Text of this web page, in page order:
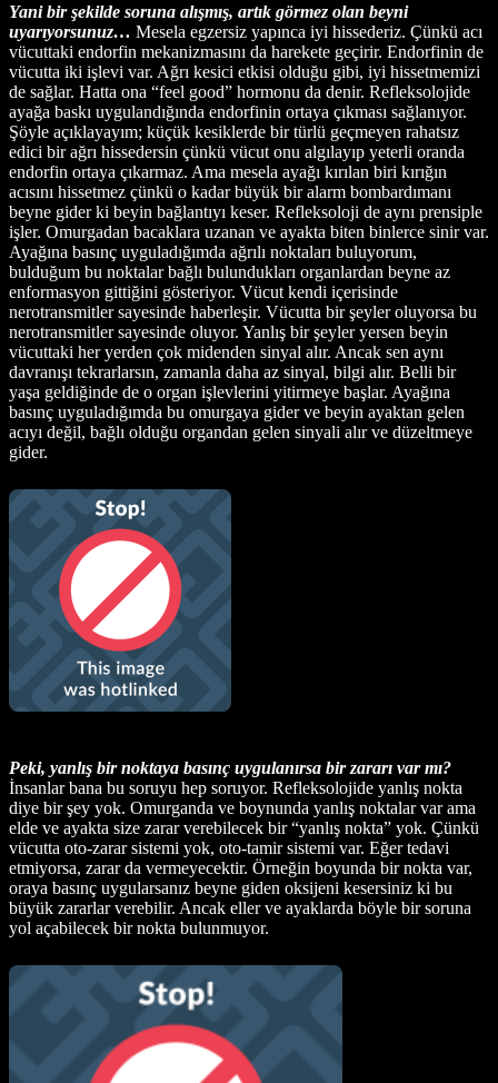
Yani bir şekilde soruna alışmış, artık görmez olan beyni
uyarıyorsunuz… Mesela egzersiz yapınca iyi hissederiz. Çünkü acı
vücuttaki endorfin mekanizmasını da harekete geçirir. Endorfinin de
vücutta iki işlevi var. Ağrı kesici etkisi olduğu gibi, iyi hissetmemizi
de sağlar. Hatta ona “feel good” hormonu da denir. Refleksolojide
ayağa baskı uygulandığında endorfinin ortaya çıkması sağlanıyor.
Şöyle açıklayayım; küçük kesiklerde bir türlü geçmeyen rahatsız
edici bir ağrı hissedersin çünkü vücut onu algılayıp yeterli oranda
endorfin ortaya çıkarmaz. Ama mesela ayağı kırılan biri kırığın
acısını hissetmez çünkü o kadar büyük bir alarm bombardımanı
beyne gider ki beyin bağlantıyı keser. Refleksoloji de aynı prensiple
işler. Omurgadan bacaklara uzanan ve ayakta biten binlerce sinir var.
Ayağına basınç uyguladığımda ağrılı noktaları buluyorum,
bulduğum bu noktalar bağlı bulundukları organlardan beyne az
enformasyon gittiğini gösteriyor. Vücut kendi içerisinde
nerotransmitler sayesinde haberleşir. Vücutta bir şeyler oluyorsa bu
nerotransmitler sayesinde oluyor. Yanlış bir şeyler yersen beyin
vücuttaki her yerden çok midenden sinyal alır. Ancak sen aynı
davranışı tekrarlarsın, zamanla daha az sinyal, bilgi alır. Belli bir
yaşa geldiğinde de o organ işlevlerini yitirmeye başlar. Ayağına
basınç uyguladığımda bu omurgaya gider ve beyin ayaktan gelen
acıyı değil, bağlı olduğu organdan gelen sinyali alır ve düzeltmeye
gider.
Peki, yanlış bir noktaya basınç uygulanırsa bir zararı var mı?
İnsanlar bana bu soruyu hep soruyor. Refleksolojide yanlış nokta
diye bir şey yok. Omurganda ve boynunda yanlış noktalar var ama
elde ve ayakta size zarar verebilecek bir “yanlış nokta” yok. Çünkü
vücutta oto-zarar sistemi yok, oto-tamir sistemi var. Eğer tedavi
etmiyorsa, zarar da vermeyecektir. Örneğin boyunda bir nokta var,
oraya basınç uygularsanız beyne giden oksijeni kesersiniz ki bu
büyük zararlar verebilir. Ancak eller ve ayaklarda böyle bir soruna
yol açabilecek bir nokta bulunmuyor.